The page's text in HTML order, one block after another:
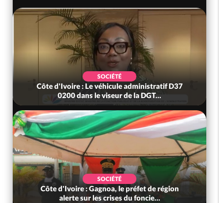
SOCIÉTÉ
Côte d'Ivoire : Le véhicule administratif D37
0200 dans le viseur de la DGT...
SOCIÉTÉ
Côte d'Ivoire : Gagnoa, le préfet de région
alerte sur les crises du foncie...